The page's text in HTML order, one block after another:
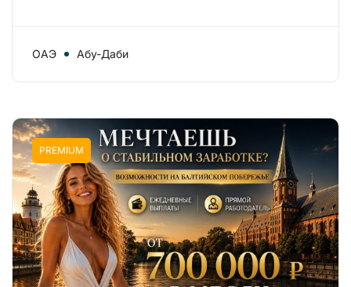
ОАЭ Абу-Даби
PREMIUM